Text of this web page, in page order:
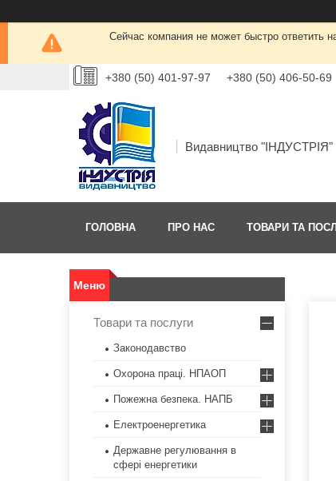
Сейчас компания не может быстро ответить
+380 (50) 401-97-97 +380 (50) 406-50-69
Видавництво "ІНДУСТРІЯ"
ГОЛОВНА ПРО НАС ТОВАРИ ТА
Товари та послуги
Законодавство
Охорона праці. НПАОП
Пожежна безпека. НАПБ
Електроенергетика
Державне регулювання в
сфері енергетики